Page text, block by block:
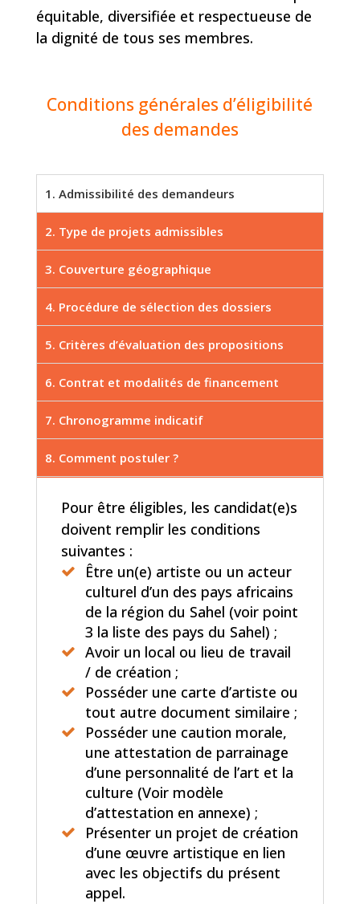
équitable, diversifiée et respectueuse de
la dignité de tous ses membres.
Conditions générales d’éligibilité
des demandes
1. Admissibilité des demandeurs
2. Type de projets admissibles
3. Couverture géographique
4. Procédure de sélection des dossiers
5. Critères d’évaluation des propositions
6. Contrat et modalités de financement
7. Chronogramme indicatif
8. Comment postuler ?
Pour être éligibles, les candidat(e)s
doivent remplir les conditions
suivantes :
Être un(e) artiste ou un acteur
culturel d’un des pays africains
de la région du Sahel (voir point
3 la liste des pays du Sahel) ;
Avoir un local ou lieu de travail
/ de création ;
Posséder une carte d’artiste ou
tout autre document similaire ;
Posséder une caution morale,
une attestation de parrainage
d’une personnalité de l’art et la
culture (Voir modèle
d’attestation en annexe) ;
Présenter un projet de création
d’une œuvre artistique en lien
avec les objectifs du présent
appel.